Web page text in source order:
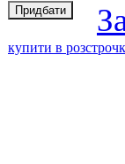
купити в